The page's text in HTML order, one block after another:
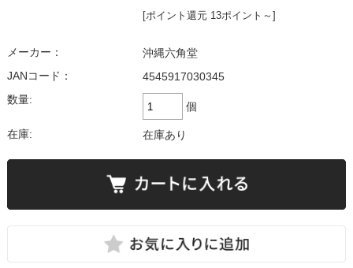
[ポイント還元 13ポイント～]
メーカー：
沖縄六角堂
JANコード：
4545917030345
数量:
個
在庫: 在庫あり